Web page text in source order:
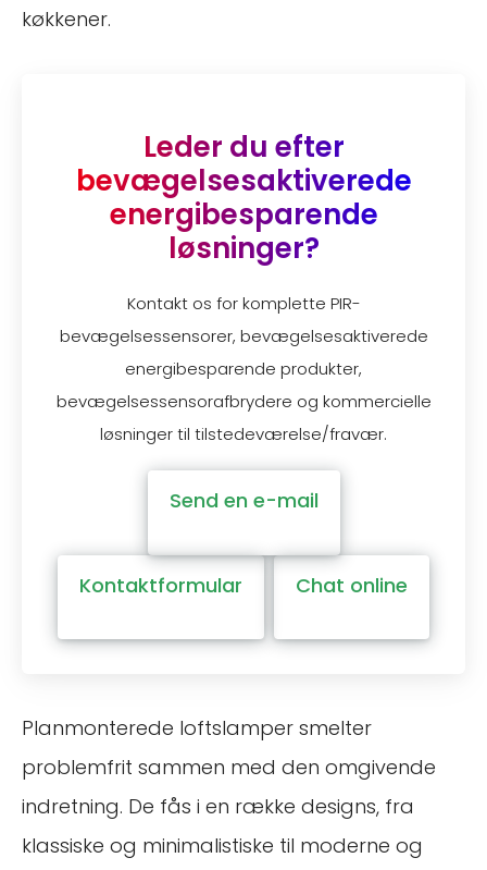
køkkener.
Leder du efter
bevægelsesaktiverede
energibesparende
løsninger?
Kontakt os for komplette PIR-
bevægelsessensorer, bevægelsesaktiverede
energibesparende produkter,
bevægelsessensorafbrydere og kommercielle
løsninger til tilstedeværelse/fravær.
Send en e-mail
Kontaktformular Chat online
Planmonterede loftslamper smelter
problemfrit sammen med den omgivende
indretning. De fås i en række designs, fra
klassiske og minimalistiske til moderne og